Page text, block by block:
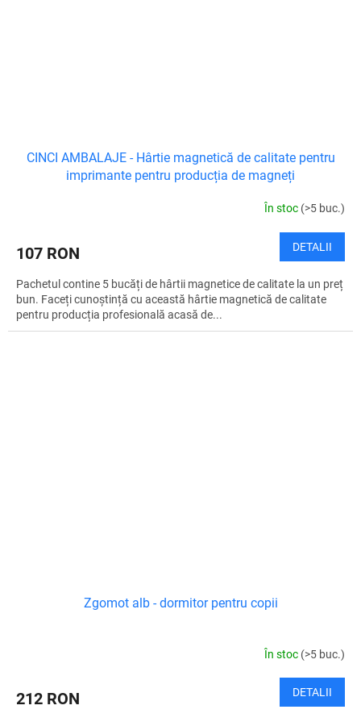
CINCI AMBALAJE - Hârtie magnetică de calitate pentru
imprimante pentru producția de magneți
În stoc (>5 buc.)
107 RON DETALII
Pachetul contine 5 bucăți de hârtii magnetice de calitate la un preț
bun. Faceți cunoștință cu această hârtie magnetică de calitate
pentru producția profesională acasă de...
Zgomot alb - dormitor pentru copii
În stoc (>5 buc.)
212 RON DETALII